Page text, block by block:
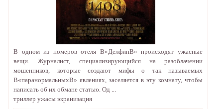
В одном из номеров отеля В«ДелфинВ» происходят ужасные
вещи. Журналист, специализирующийся на разоблачении
мошенников, которые создают мифы о так называемых
В«паранормальныхВ» явлениях, заселяется в эту комнату, чтобы
написать об их обмане статью. Од ...
триллер ужасы экранизация